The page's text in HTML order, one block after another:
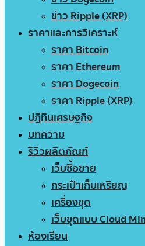
ข่าว Ripple (XRP)
ราคาและการวิเคราะห์
ราคา Bitcoin
ราคา Ethereum
ราคา Dogecoin
ราคา Ripple (XRP)
ปฏิทินเศรษฐกิจ
บทความ
รีวิวผลิตภัณฑ์
เว็บซื้อขาย
กระเป๋าเก็บเหรียญ
เครื่องขุด
เว็บขุดแบบ Cloud
ห้องเรียน